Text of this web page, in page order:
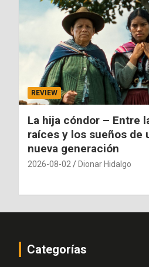
REVIEW
La hija cóndor – Entre
raíces y los sueños de
nueva generación
2026-08-02 Dionar Hidalgo
Categorías